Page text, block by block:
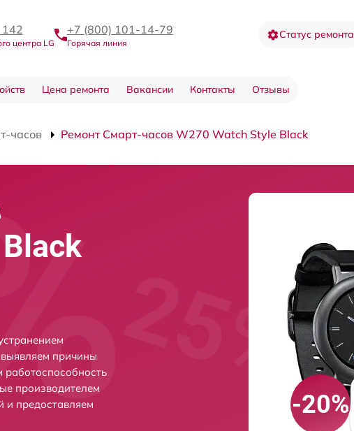
142
центра LG
+7 (800) 101-14-79
Горячая линия
Статус ремонта
Цена ремонта Вакансии Контакты Отзывы
часов Ремонт Смарт-часов W270 Watch Style Black
причины
работоспособность
производителем
и предоставляем
-20%